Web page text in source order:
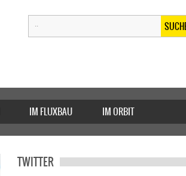
IM FLUXBAU IM ORBIT
TWITTER